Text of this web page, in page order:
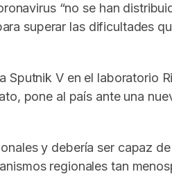
“no se han
superar las dificultades
Sputnik V en el laboratorio
pone al país ante una
y debería ser capaz
regionales tan